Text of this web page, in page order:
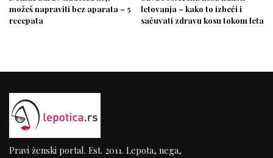
možeš napraviti bez aparata – 5
recepata
letovanja – kako to izbeći i
sačuvati zdravu kosu tokom leta
Pravi ženski portal. Est. 2011. Lepota, nega,